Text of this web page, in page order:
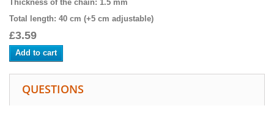
Thickness of the chain: 1.5 mm
Total length: 40 cm (+5 cm adjustable)
£3.59
Add to cart
QUESTIONS